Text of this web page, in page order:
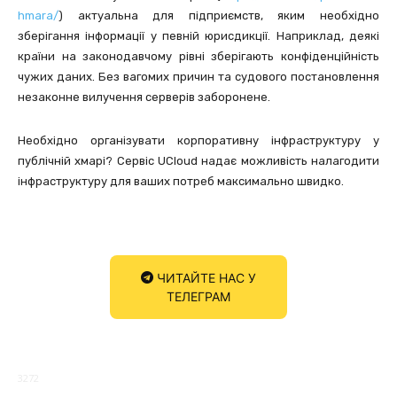
hmara/) актуальна для підприємств, яким необхідно
зберігання інформації у певній юрисдикції. Наприклад, деякі
країни на законодавчому рівні зберігають конфіденційність
чужих даних. Без вагомих причин та судового постановлення
незаконне вилучення серверів заборонене.
Необхідно організувати корпоративну інфраструктуру у
публічній хмарі? Сервіс UCloud надає можливість налагодити
інфраструктуру для ваших потреб максимально швидко.
ЧИТАЙТЕ НАС У
ТЕЛЕГРАМ